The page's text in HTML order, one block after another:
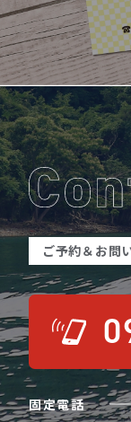
ご予約＆お問
固定電話